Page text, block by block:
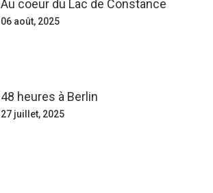
Au coeur du Lac de Constance
06 août, 2025
48 heures à Berlin
27 juillet, 2025